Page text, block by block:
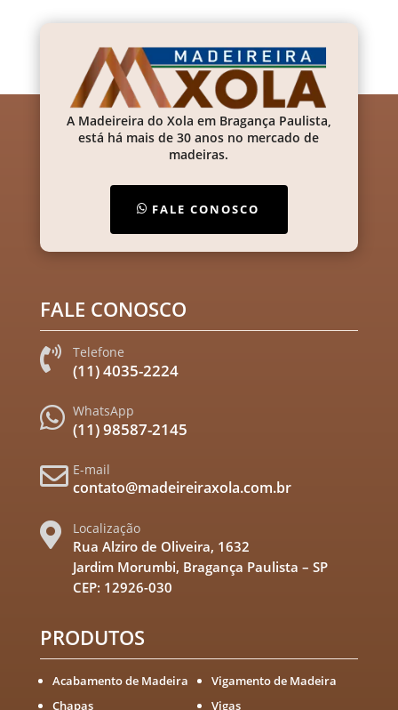
A Madeireira do Xola em Bragança Paulista,
está há mais de 30 anos no mercado de
madeiras.
FALE CONOSCO
FALE CONOSCO
 Telefone
(11) 4035-2224
 WhatsApp
(11) 98587-2145
 E-mail
contato@madeireiraxola.com.br
 Localização
Rua Alziro de Oliveira, 1632
Jardim Morumbi, Bragança Paulista – SP
CEP: 12926-030
PRODUTOS
Acabamento de Madeira
Chapas
Vigamento de Madeira
Vigas